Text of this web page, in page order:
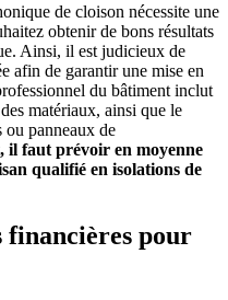
de cloison nécessite une
obtenir de bons résultats
Ainsi, il est judicieux de
afin de garantir une mise en
du bâtiment inclut
matériaux, ainsi que le
ou panneaux de
il faut prévoir en moyenne
qualifié en isolations de
financières pour